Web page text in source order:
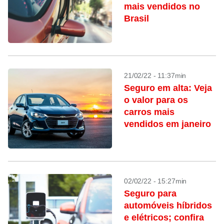
mais vendidos no
Brasil
21/02/22 - 11:37min
Seguro em alta: Veja
o valor para os
carros mais
vendidos em janeiro
02/02/22 - 15:27min
Seguro para
automóveis híbridos
e elétricos; confira